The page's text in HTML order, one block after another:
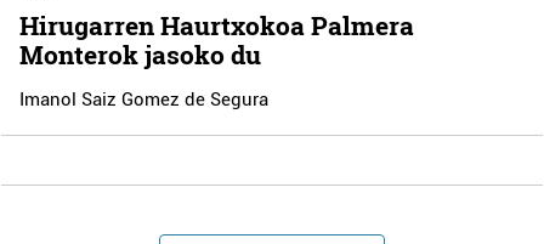
Hirugarren Haurtxokoa Palmera
Monterok jasoko du
Imanol Saiz Gomez de Segura